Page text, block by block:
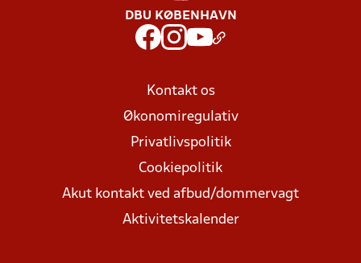
DBU KØBENHAVN
Kontakt os
Økonomiregulativ
Privatlivspolitik
Cookiepolitik
Akut kontakt ved afbud/dommervagt
Aktivitetskalender